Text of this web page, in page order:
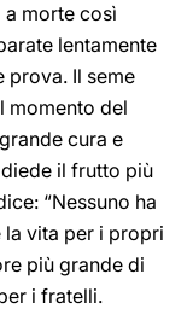
morte così
lentamente
prova. Il seme
momento del
cura e
il frutto più
“Nessuno ha
la vita per i propri
più grande di
i fratelli.